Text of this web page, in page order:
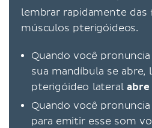
lembrar rapidamente das
músculos pterigóideos.
Quando você pronuncia
sua mandíbula se
pterigóideo lateral abre
Quando você pronuncia
para emitir esse som